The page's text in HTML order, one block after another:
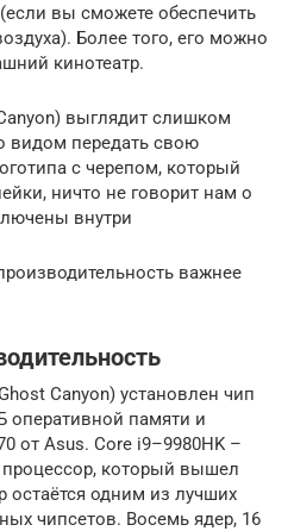
вы сможете обеспечить
Более того, его можно
кинотеатр.
выглядит слишком
видом передать свою
с черепом, который
ничто не говорит нам о
внутри
важнее
Canyon) установлен чип
оперативной памяти и
от Asus. Core i9–9980HK –
который вышел
остаётся одним из лучших
чипсетов. Восемь ядер, 16